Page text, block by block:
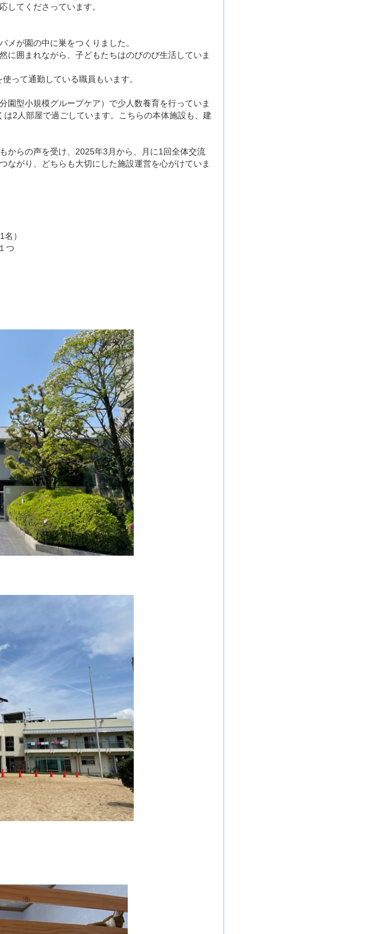
してくださっています。
メが園の中に巣をつくりました。
囲まれながら、子どもたちはのびのび生活していま
って通勤している職員もいます。
園型小規模グループケア）で少人数養育を行っていま
2人部屋で過ごしています。こちらの本体施設も、建
からの声を受け、2025年3月から、月に1回全体交流
ながり、どちらも大切にした施設運営を心がけていま
）
つ